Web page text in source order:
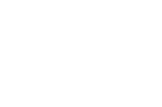
După toate
sabotarea deciziilor
decizia autorității
administrativă,